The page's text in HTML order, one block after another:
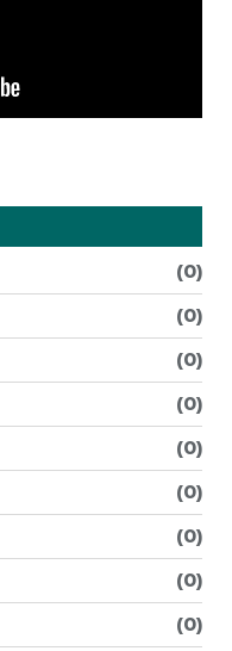
(0)
(0)
(0)
(0)
(0)
(0)
(0)
(0)
(0)